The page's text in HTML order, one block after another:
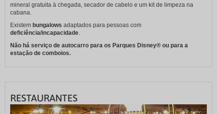
mineral gratuita à chegada, secador de cabelo e um kit de limpeza na
cabana.
Existem bungalows adaptados para pessoas com
deficiência/incapacidade.
Não há serviço de autocarro para os Parques Disney® ou para a
estação de comboios.
RESTAURANTES